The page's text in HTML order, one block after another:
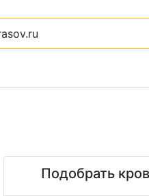
Подобрать